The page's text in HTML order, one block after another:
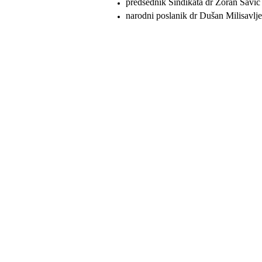
predsednik Sindikata dr Zoran Savić
narodni poslanik dr Dušan